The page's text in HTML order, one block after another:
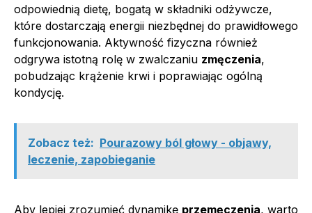
odpowiednią dietę, bogatą w składniki odżywcze,
które dostarczają energii niezbędnej do prawidłowego
funkcjonowania. Aktywność fizyczna również
odgrywa istotną rolę w zwalczaniu zmęczenia,
pobudzając krążenie krwi i poprawiając ogólną
kondycję.
Zobacz też: Pourazowy ból głowy - objawy,
leczenie, zapobieganie
Aby lepiej zrozumieć dynamikę przemęczenia, warto